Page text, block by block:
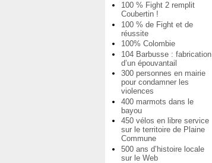
100 % Fight 2 remplit
Coubertin !
100 % de Fight et de
réussite
100% Colombie
104 Barbusse : fabrication
d’un épouvantail
300 personnes en mairie
pour condamner les
violences
400 marmots dans le
bayou
450 vélos en libre service
sur le territoire de Plaine
Commune
500 ans d’histoire locale
sur le Web